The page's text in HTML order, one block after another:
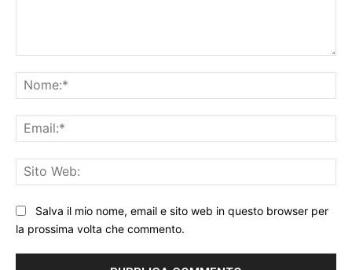
Salva il mio nome, email e sito web in questo browser per
la prossima volta che commento.